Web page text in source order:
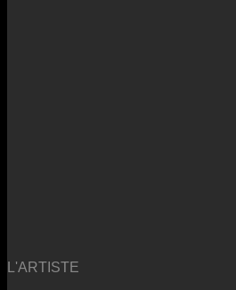
L'ARTISTE